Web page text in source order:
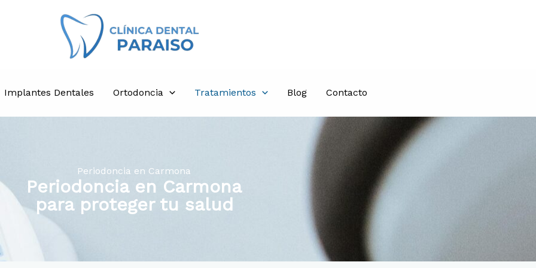
Implantes Dentales Ortodoncia Tratamientos Blog Contacto
Periodoncia en Carmona
Periodoncia en Carmona
para proteger tu salud